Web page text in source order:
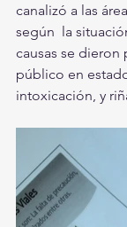
canalizó a las
según  la
causas se dieron
público en
intoxicación, y